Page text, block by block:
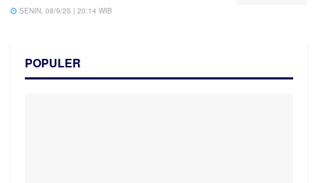
SENIN, 08/9/25 | 20:14 WIB
POPULER